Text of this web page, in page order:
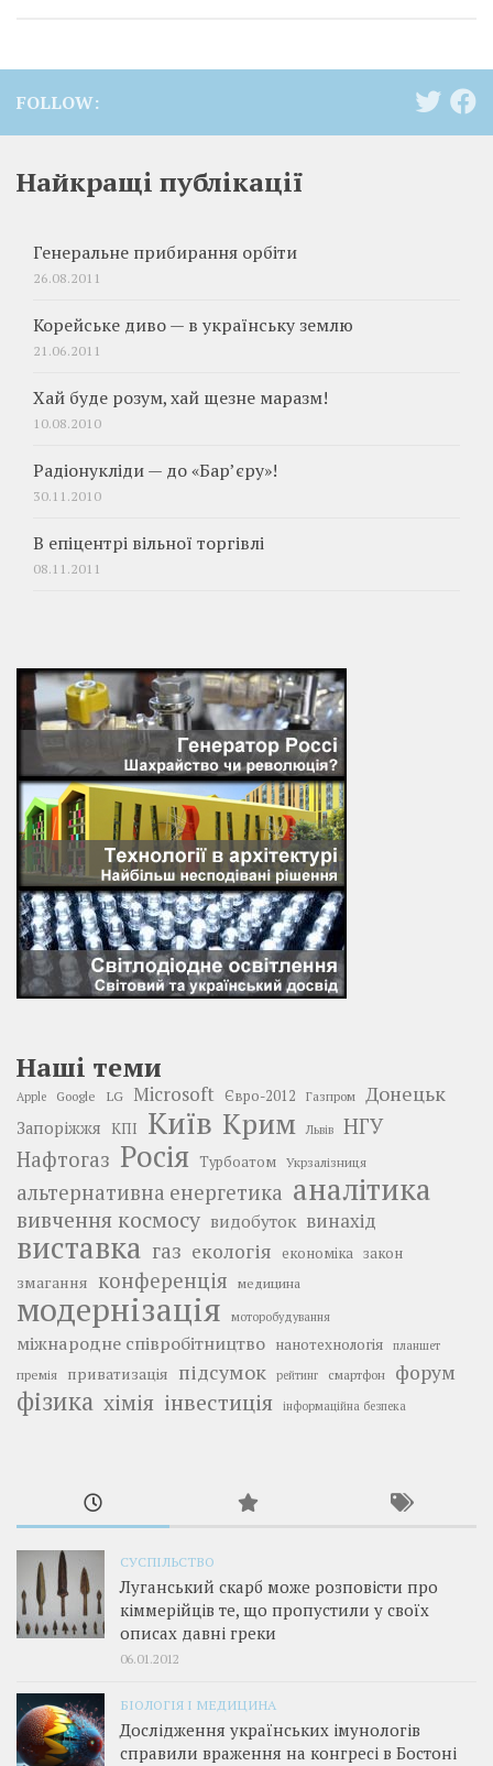
FOLLOW:
Найкращі публікації
Генеральне прибирання орбіти
26.08.2011
Корейське диво — в українську землю
21.06.2011
Хай буде розум, хай щезне маразм!
10.08.2010
Радіонукліди — до «Бар’єру»!
30.11.2010
В епіцентрі вільної торгівлі
08.11.2011
Наші теми
Apple Google LG Microsoft Євро-2012 Газпром Донецьк
Запоріжжя КПІ Київ Крим Львів
НГУ
Нафтогаз Росія Турбоатом Укрзалізниця
альтернативна енергетика аналітика
вивчення космосу видобуток винахід
виставка газ екологія економіка закон
змагання конференція медицина
модернізація моторобудування
міжнародне співробітництво нанотехнологія планшет
премія приватизація підсумок рейтинг смартфон форум
фізика хімія інвестиція інформаційна безпека
СУСПІЛЬСТВО
Луганський скарб може розповісти про
кіммерійців те, що пропустили у своїх
описах давні греки
06.01.2012
БІОЛОГІЯ І МЕДИЦИНА
Дослідження українських імунологів
справили враження на конгресі в Бостоні